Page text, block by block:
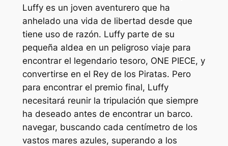
Luffy es un joven aventurero que ha
anhelado una vida de libertad desde que
tiene uso de razón. Luffy parte de su
pequeña aldea en un peligroso viaje para
encontrar el legendario tesoro, ONE PIECE, y
convertirse en el Rey de los Piratas. Pero
para encontrar el premio final, Luffy
necesitará reunir la tripulación que siempre
ha deseado antes de encontrar un barco.
navegar, buscando cada centímetro de los
vastos mares azules, superando a los